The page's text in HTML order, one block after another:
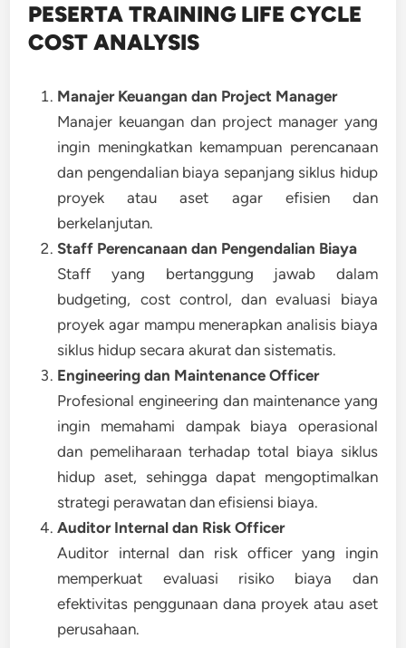
PESERTA TRAINING LIFE CYCLE
COST ANALYSIS
Manajer Keuangan dan Project Manager
Manajer keuangan dan project manager yang
ingin meningkatkan kemampuan perencanaan
dan pengendalian biaya sepanjang siklus hidup
proyek atau aset agar efisien dan
berkelanjutan.
Staff Perencanaan dan Pengendalian Biaya
Staff yang bertanggung jawab dalam
budgeting, cost control, dan evaluasi biaya
proyek agar mampu menerapkan analisis biaya
siklus hidup secara akurat dan sistematis.
Engineering dan Maintenance Officer
Profesional engineering dan maintenance yang
ingin memahami dampak biaya operasional
dan pemeliharaan terhadap total biaya siklus
hidup aset, sehingga dapat mengoptimalkan
strategi perawatan dan efisiensi biaya.
Auditor Internal dan Risk Officer
Auditor internal dan risk officer yang ingin
memperkuat evaluasi risiko biaya dan
efektivitas penggunaan dana proyek atau aset
perusahaan.